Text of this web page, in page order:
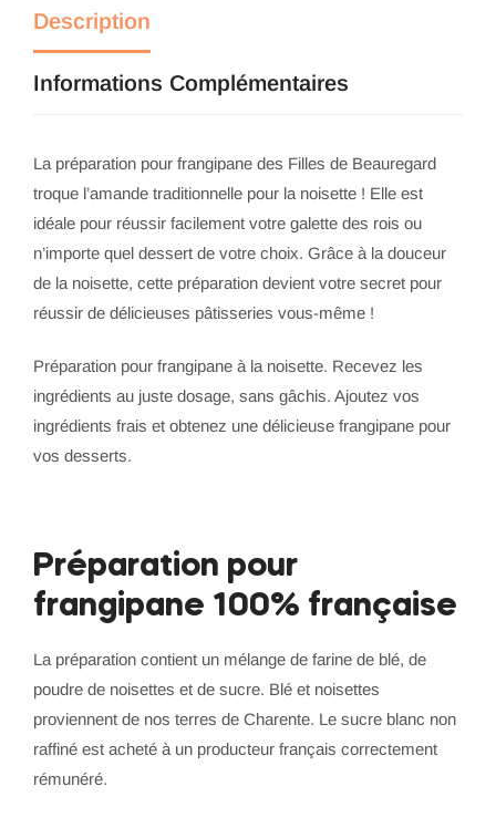
Description
Informations Complémentaires
La préparation pour frangipane des Filles de Beauregard
troque l’amande traditionnelle pour la noisette ! Elle est
idéale pour réussir facilement votre galette des rois ou
n’importe quel dessert de votre choix. Grâce à la douceur
de la noisette, cette préparation devient votre secret pour
réussir de délicieuses pâtisseries vous-même !
Préparation pour frangipane à la noisette. Recevez les
ingrédients au juste dosage, sans gâchis. Ajoutez vos
ingrédients frais et obtenez une délicieuse frangipane pour
vos desserts.
Préparation pour
frangipane 100% française
La préparation contient un mélange de farine de blé, de
poudre de noisettes et de sucre. Blé et noisettes
proviennent de nos terres de Charente. Le sucre blanc non
raffiné est acheté à un producteur français correctement
rémunéré.